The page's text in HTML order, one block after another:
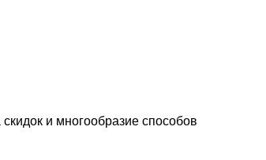
и многообразие способов